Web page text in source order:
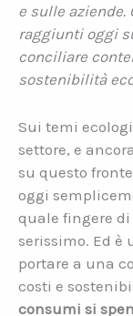
e sulle
raggiunti oggi
conciliare
sostenibilità
Sui temi
settore, e
su questo
oggi
quale fingere
serissimo. Ed è
portare a una
costi e
consumi si